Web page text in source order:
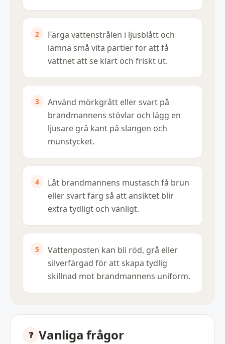
Färga vattenstrålen i ljusblått och
lämna små vita partier för att få
vattnet att se klart och friskt ut.
Använd mörkgrått eller svart på
brandmannens stövlar och lägg en
ljusare grå kant på slangen och
munstycket.
Låt brandmannens mustasch få brun
eller svart färg så att ansiktet blir
extra tydligt och vänligt.
Vattenposten kan bli röd, grå eller
silverfärgad för att skapa tydlig
skillnad mot brandmannens uniform.
Vanliga frågor